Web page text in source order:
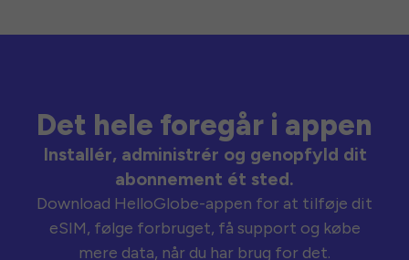
Det hele foregår i appen
Installér, administrér og genopfyld dit
abonnement ét sted.
Download HelloGlobe-appen for at tilføje dit
eSIM, følge forbruget, få support og købe
mere data, når du har brug for det.